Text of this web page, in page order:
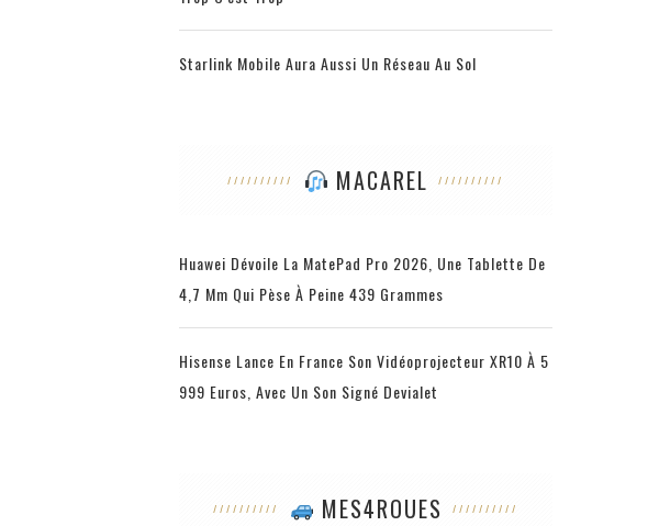
Starlink Mobile Aura Aussi Un Réseau Au Sol
MACAREL
Huawei Dévoile La MatePad Pro 2026, Une Tablette De
4,7 Mm Qui Pèse À Peine 439 Grammes
Hisense Lance En France Son Vidéoprojecteur XR10 À 5
999 Euros, Avec Un Son Signé Devialet
MES4ROUES